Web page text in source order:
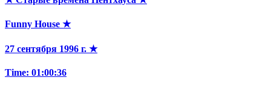
Funny House ★
27 сентября 1996 г. ★
Time: 01:00:36